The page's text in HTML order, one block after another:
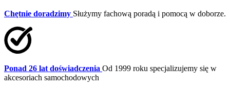
Chętnie doradzimy Służymy fachową poradą i pomocą w doborze.
Ponad 26 lat doświadczenia Od 1999 roku specjalizujemy się w
akcesoriach samochodowych